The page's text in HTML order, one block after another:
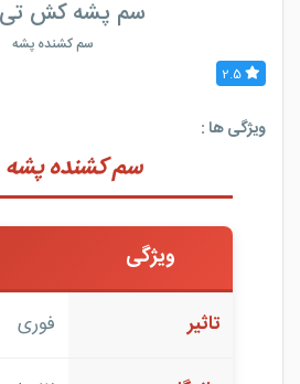
سم پشه کش
سم کشنده
ویژگی
تاثیر فوری